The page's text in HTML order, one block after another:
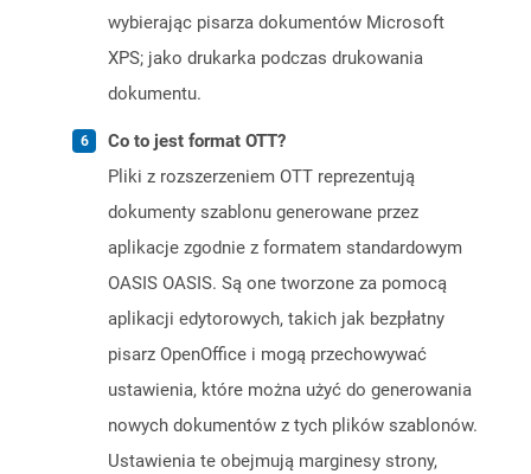
wybierając pisarza dokumentów Microsoft
XPS; jako drukarka podczas drukowania
dokumentu.
Co to jest format OTT?
Pliki z rozszerzeniem OTT reprezentują
dokumenty szablonu generowane przez
aplikacje zgodnie z formatem standardowym
OASIS OASIS. Są one tworzone za pomocą
aplikacji edytorowych, takich jak bezpłatny
pisarz OpenOffice i mogą przechowywać
ustawienia, które można użyć do generowania
nowych dokumentów z tych plików szablonów.
Ustawienia te obejmują marginesy strony,